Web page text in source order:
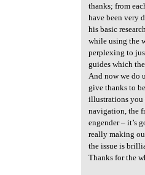
thanks; from
have been very
his basic
while using the
perplexing to
guides which
And now we do
give thanks to
illustrations you
navigation, the
engender – it’s
really making
the issue is
Thanks for the